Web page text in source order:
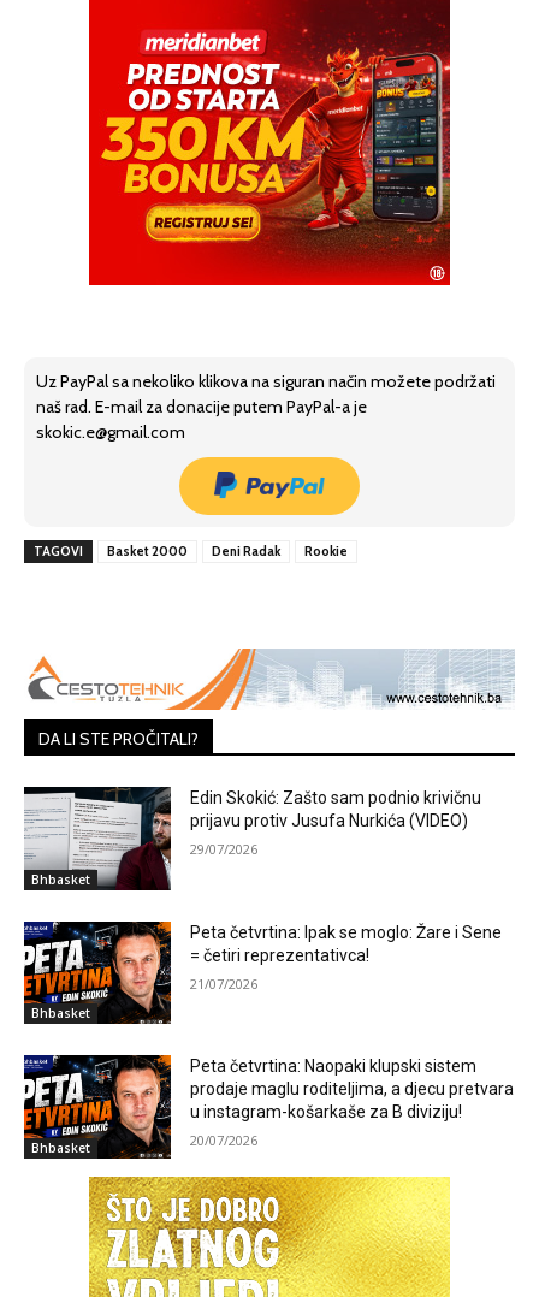
Uz PayPal sa nekoliko klikova na siguran način možete podržati
naš rad. E-mail za donacije putem PayPal-a je
skokic.e@gmail.com
TAGOVI Basket 2000 Deni Radak Rookie
DA LI STE PROČITALI?
Bhbasket
Edin Skokić: Zašto sam podnio krivičnu
prijavu protiv Jusufa Nurkića (VIDEO)
29/07/2026
Bhbasket
Peta četvrtina: Ipak se moglo: Žare i Sene
= četiri reprezentativca!
21/07/2026
Bhbasket
Peta četvrtina: Naopaki klupski sistem
prodaje maglu roditeljima, a djecu pretvara
u instagram-košarkaše za B diviziju!
20/07/2026